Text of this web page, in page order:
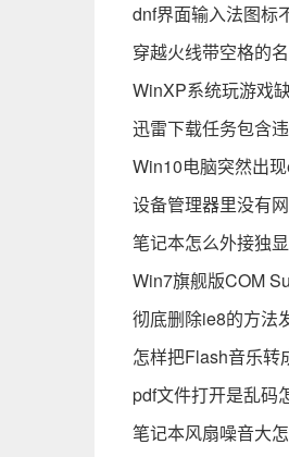
dnf界面输入法图标
穿越火线带空格的
WinXP系统玩游戏
迅雷下载任务包含
Win10电脑突然出
设备管理器里没有
笔记本怎么外接独
Win7旗舰版COM
彻底删除ie8的方法
怎样把Flash音乐转
pdf文件打开是乱码
笔记本风扇噪音大